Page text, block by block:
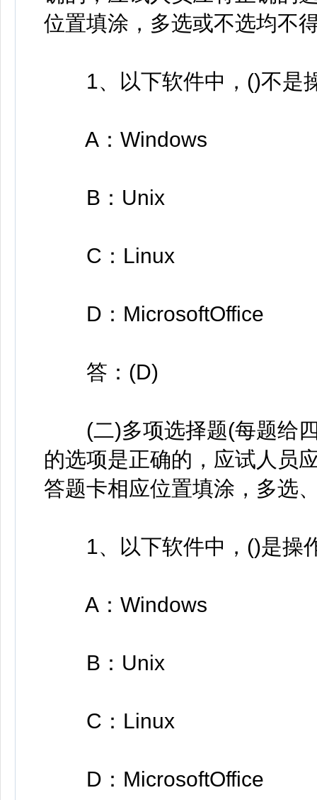
位置填涂，多选或不选均不
1、以下软件中，()不是
A：Windows
B：Unix
C：Linux
D：MicrosoftOffice
答：(D)
(二)多项选择题(每题给四
的选项是正确的，应试人员
答题卡相应位置填涂，多选
1、以下软件中，()是操
A：Windows
B：Unix
C：Linux
D：MicrosoftOffice